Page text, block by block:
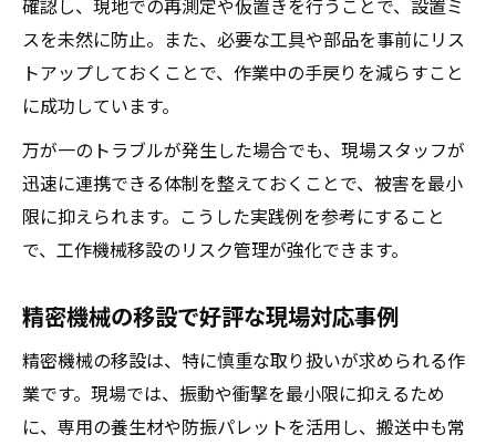
確認し、現地での再測定や仮置きを行うことで、設置ミ
スを未然に防止。また、必要な工具や部品を事前にリス
トアップしておくことで、作業中の手戻りを減らすこと
に成功しています。
万が一のトラブルが発生した場合でも、現場スタッフが
迅速に連携できる体制を整えておくことで、被害を最小
限に抑えられます。こうした実践例を参考にすること
で、工作機械移設のリスク管理が強化できます。
精密機械の移設で好評な現場対応事例
精密機械の移設は、特に慎重な取り扱いが求められる作
業です。現場では、振動や衝撃を最小限に抑えるため
に、専用の養生材や防振パレットを活用し、搬送中も常